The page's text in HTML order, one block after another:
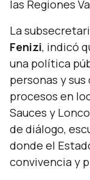
las Regiones
La
Fenizi, indicó
una política
personas y
procesos en
Sauces y
de diálogo,
donde el
convivencia y